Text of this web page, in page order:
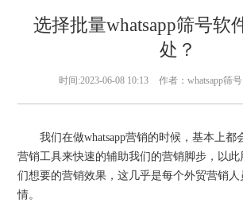
选择批量whatsapp筛号软
处？
时间:2023-06-08 10:13 作者：whatsapp筛号
我们在做whatsapp营销的时候，基本上都
营销工具来快速的辅助我们的营销脚步，以
们想要的营销效果，这几乎是每个外贸营销
情。